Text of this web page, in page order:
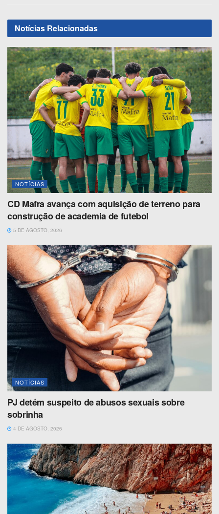
Notícias Relacionadas
NOTÍCIAS
CD Mafra avança com aquisição de terreno para
construção de academia de futebol
5 DE AGOSTO, 2026
NOTÍCIAS
PJ detém suspeito de abusos sexuais sobre
sobrinha
4 DE AGOSTO, 2026